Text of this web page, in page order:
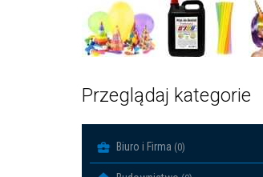
Przeglądaj kategorie
Biuro i Firma (0)